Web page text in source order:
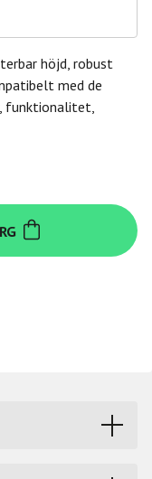
höjd, robust
med de
funktionalitet,